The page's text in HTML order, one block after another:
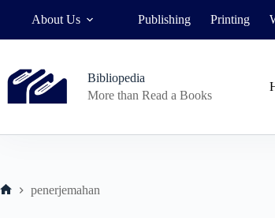
About Us Publishing Printing
Bibliopedia
More than Read a Books
penerjemahan